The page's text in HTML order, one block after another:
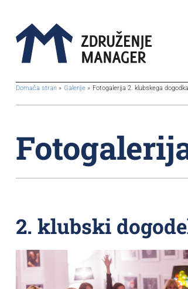
BreadcrumbsTemplate.TITLE_A11Y
Domača stran Galerije Fotogalerija 2. klubskega
2. klubski